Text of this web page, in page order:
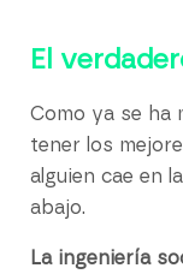
El
Como ya se ha
tener los
alguien cae en
abajo.
La ingeniería